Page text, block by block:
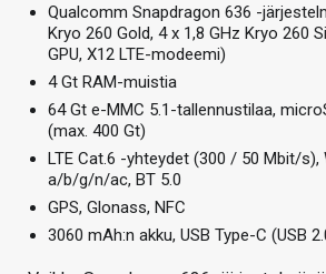
Qualcomm Snapdragon 636 -
Kryo 260 Gold, 4 x 1,8 GHz Kryo 260
GPU, X12 LTE-modeemi)
4 Gt RAM-muistia
64 Gt e-MMC 5.1-tallennustilaa,
(max. 400 Gt)
LTE Cat.6 -yhteydet (300 / 50 Mbit/s),
a/b/g/n/ac, BT 5.0
GPS, Glonass, NFC
3060 mAh:n akku, USB Type-C (USB